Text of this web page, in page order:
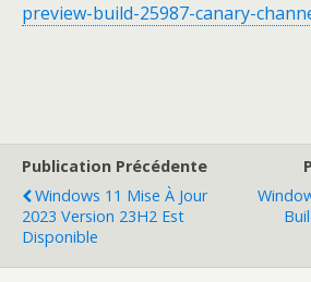
preview-build-25987-canary-
Publication Précédente
Windows 11 Mise À Jour
2023 Version 23H2 Est
Disponible